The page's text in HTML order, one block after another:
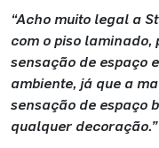
“Acho muito legal a
com o piso
sensação de espaço
ambiente, já que a
sensação de espaço
qualquer decoração.”